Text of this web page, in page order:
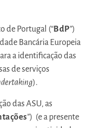
de Portugal (“BdP”)
Bancária Europeia
a identificação das
de serviços
).
das ASU, as
”) (e a presente